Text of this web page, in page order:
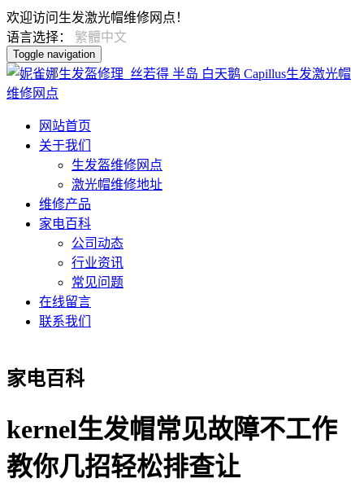
欢迎访问生发激光帽维修网点！
语言选择： 繁體中文
Toggle navigation
网站首页
关于我们
生发盔维修网点
激光帽维修地址
维修产品
家电百科
公司动态
行业资讯
常见问题
在线留言
联系我们
家电百科
kernel生发帽常见故障不工作
教你几招轻松排查让